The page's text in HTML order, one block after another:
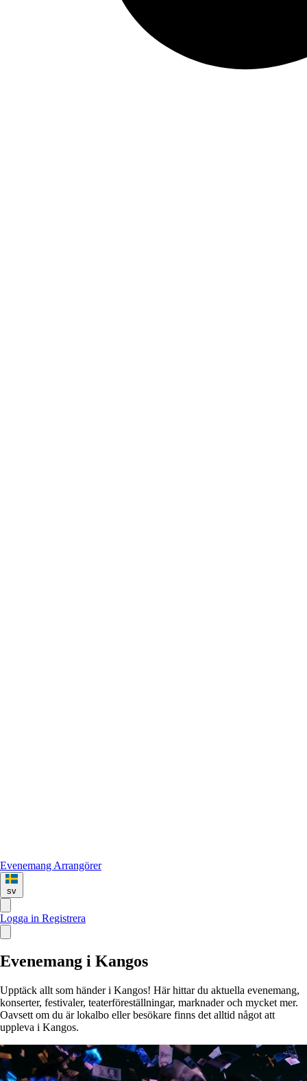
Evenemang Arrangörer
sv
Logga in Registrera
Evenemang i Kangos
Upptäck allt som händer i Kangos! Här hittar du aktuella evenemang,
konserter, festivaler, teaterföreställningar, marknader och mycket mer.
Oavsett om du är lokalbo eller besökare finns det alltid något att
uppleva i Kangos.